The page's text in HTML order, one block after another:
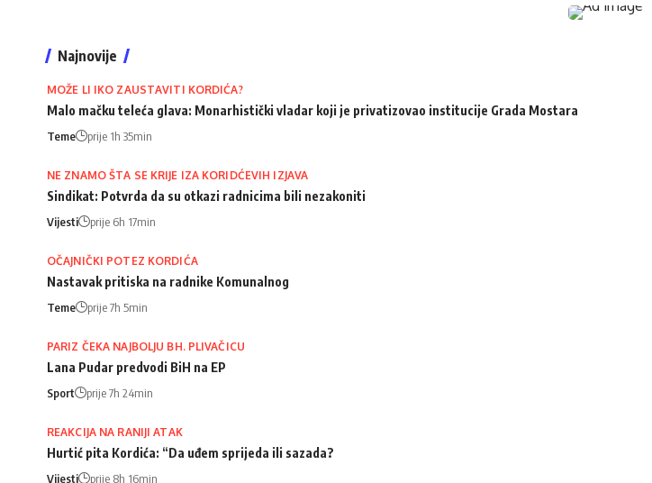
Najnovije
MOŽE LI IKO ZAUSTAVITI KORDIĆA?
Malo mačku teleća glava: Monarhistički vladar koji je privatizovao institucije Grada Mostara
Teme prije 1h 35min
NE ZNAMO ŠTA SE KRIJE IZA KORIDĆEVIH IZJAVA
Sindikat: Potvrda da su otkazi radnicima bili nezakoniti
Vijesti prije 6h 17min
OČAJNIČKI POTEZ KORDIĆA
Nastavak pritiska na radnike Komunalnog
Teme prije 7h 5min
PARIZ ČEKA NAJBOLJU BH. PLIVAČICU
Lana Pudar predvodi BiH na EP
Sport prije 7h 24min
REAKCIJA NA RANIJI ATAK
Hurtić pita Kordića: “Da uđem sprijeda ili sazada?
Vijesti prije 8h 16min